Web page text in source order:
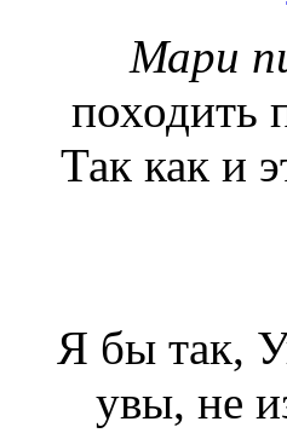
Мари
походить
Так как и
Я бы так,
увы, не